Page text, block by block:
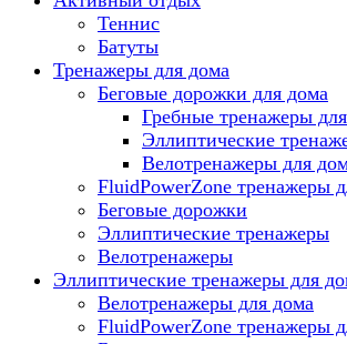
Теннис
Батуты
Тренажеры для дома
Беговые дорожки для дома
Гребные тренажеры
Эллиптические
Велотренажеры для
FluidPowerZone тренажеры
Беговые дорожки
Эллиптические тренажеры
Велотренажеры
Эллиптические тренажеры для
Велотренажеры для дома
FluidPowerZone тренажеры